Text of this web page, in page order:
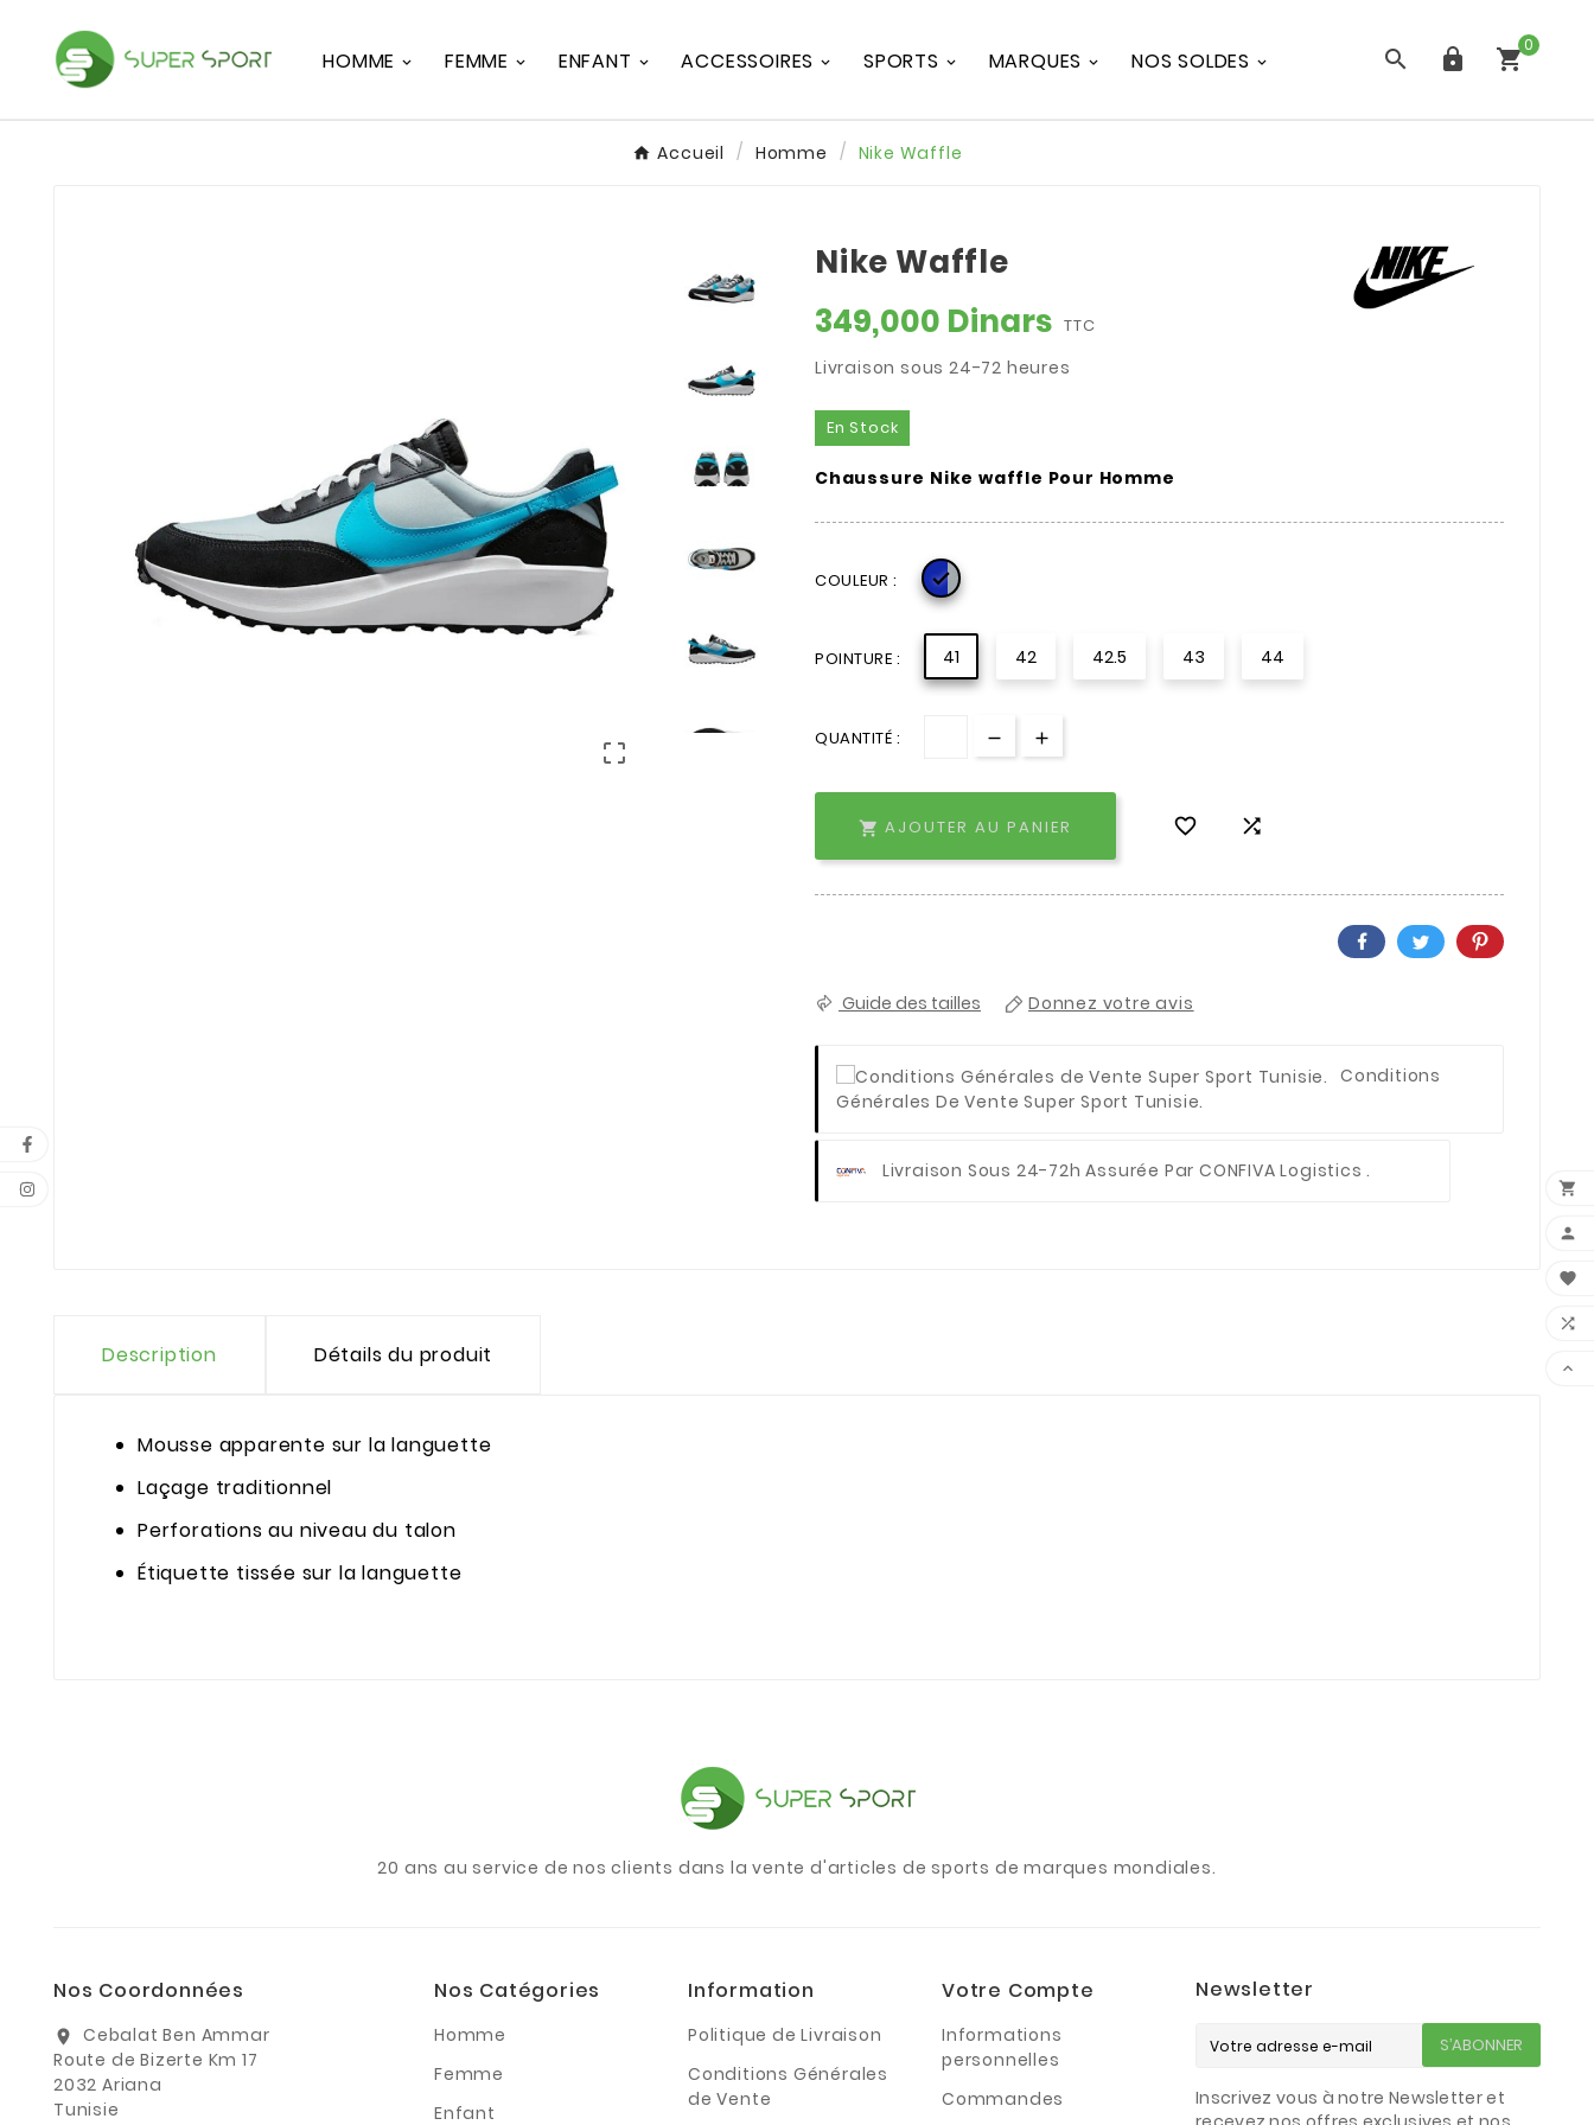
HOMME FEMME ENFANT ACCESSOIRES SPORTS MARQUES NOS SOLDES   
0
Accueil Homme Nike Waffle

Nike Waffle
349,000 Dinars TTC
Livraison sous 24-72 heures
En Stock
Chaussure Nike waffle Pour Homme
COULEUR : 
POINTURE : 41 42 42.5 43 44
QUANTITÉ :
 AJOUTER AU PANIER  
Guide des tailles Donnez votre avis
Conditions
Générales De Vente Super Sport Tunisie.
Livraison Sous 24-72h Assurée Par CONFIVA Logistics .
Description Détails du produit
Mousse apparente sur la languette
Laçage traditionnel
Perforations au niveau du talon
Étiquette tissée sur la languette
20 ans au service de nos clients dans la vente d'articles de sports de marques mondiales.
Nos Coordonnées
location_on
Cebalat Ben Ammar
Route de Bizerte Km 17
2032 Ariana
Tunisie
Nos Catégories
Homme
Femme
Enfant
Information
Politique de Livraison
Conditions Générales
de Vente
Votre Compte
Informations
personnelles
Commandes
Newsletter
S’ABONNER
Inscrivez vous à notre Newsletter et




